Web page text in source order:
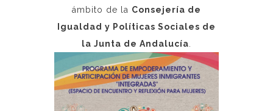
ámbito de la Consejería de
Igualdad y Políticas Sociales de
la Junta de Andalucía